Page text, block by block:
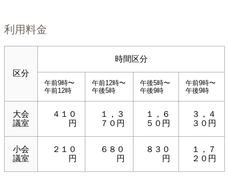
利用料金
区分
時間区分
午前9時〜
午前12時
午前12時〜
午後5時
午後5時〜
午後9時
午前9時〜
午後9時
大会
議室
４１０
円
１，３
７０円
１，６
５０円
３，４
３０円
小会
議室
２１０
円
６８０
円
８３０
円
１，７
２０円